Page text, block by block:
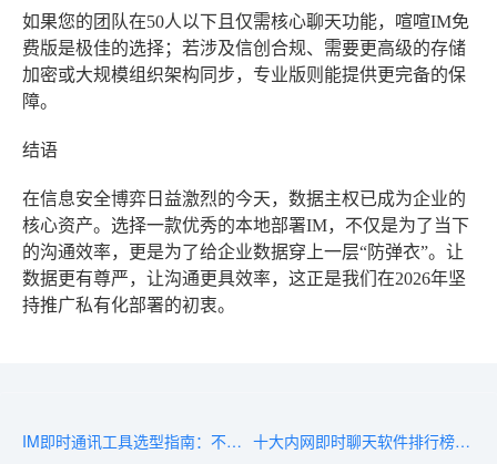
如果您的团队在50人以下且仅需核心聊天功能，喧喧IM免
费版是极佳的选择；若涉及信创合规、需要更高级的存储
加密或大规模组织架构同步，专业版则能提供更完备的保
障。
结语
在信息安全博弈日益激烈的今天，数据主权已成为企业的
核心资产。选择一款优秀的本地部署IM，不仅是为了当下
的沟通效率，更是为了给企业数据穿上一层“防弹衣”。让
数据更有尊严，让沟通更具效率，这正是我们在2026年坚
持推广私有化部署的初衷。
IM即时通讯工具选型指南：不同规模企业的最佳选择
十大内网即时聊天软件排行榜：横向对比与推荐